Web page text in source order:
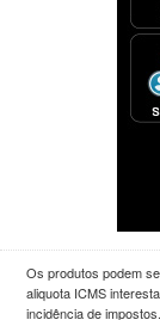
Os produtos podem
aliquota ICMS
incidência de